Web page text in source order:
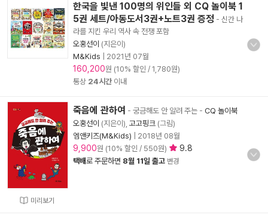
한국을 빛낸 100명의 위인들 외 CQ 놀이북 1
5권 세트/아동도서3권+노트3권 증정 - 신간 나
라를 지킨 우리 역사 속 전쟁 포함
오홍선이 (지은이)
M&Kids
2021년 07월
160,200원 (10% 할인 / 1,780원)
통상 24시간이내
미리보기
죽음에 관하여 - 궁금해도 안 알려 주는 - CQ 놀이북
오홍선이 (지은이), 고고핑크 (그림)
엠앤키즈(M&Kids)
2018년 08월
9,900원 (10% 할인 / 550원) 9.8
택배로 주문하면 8월 11일 출고 변경